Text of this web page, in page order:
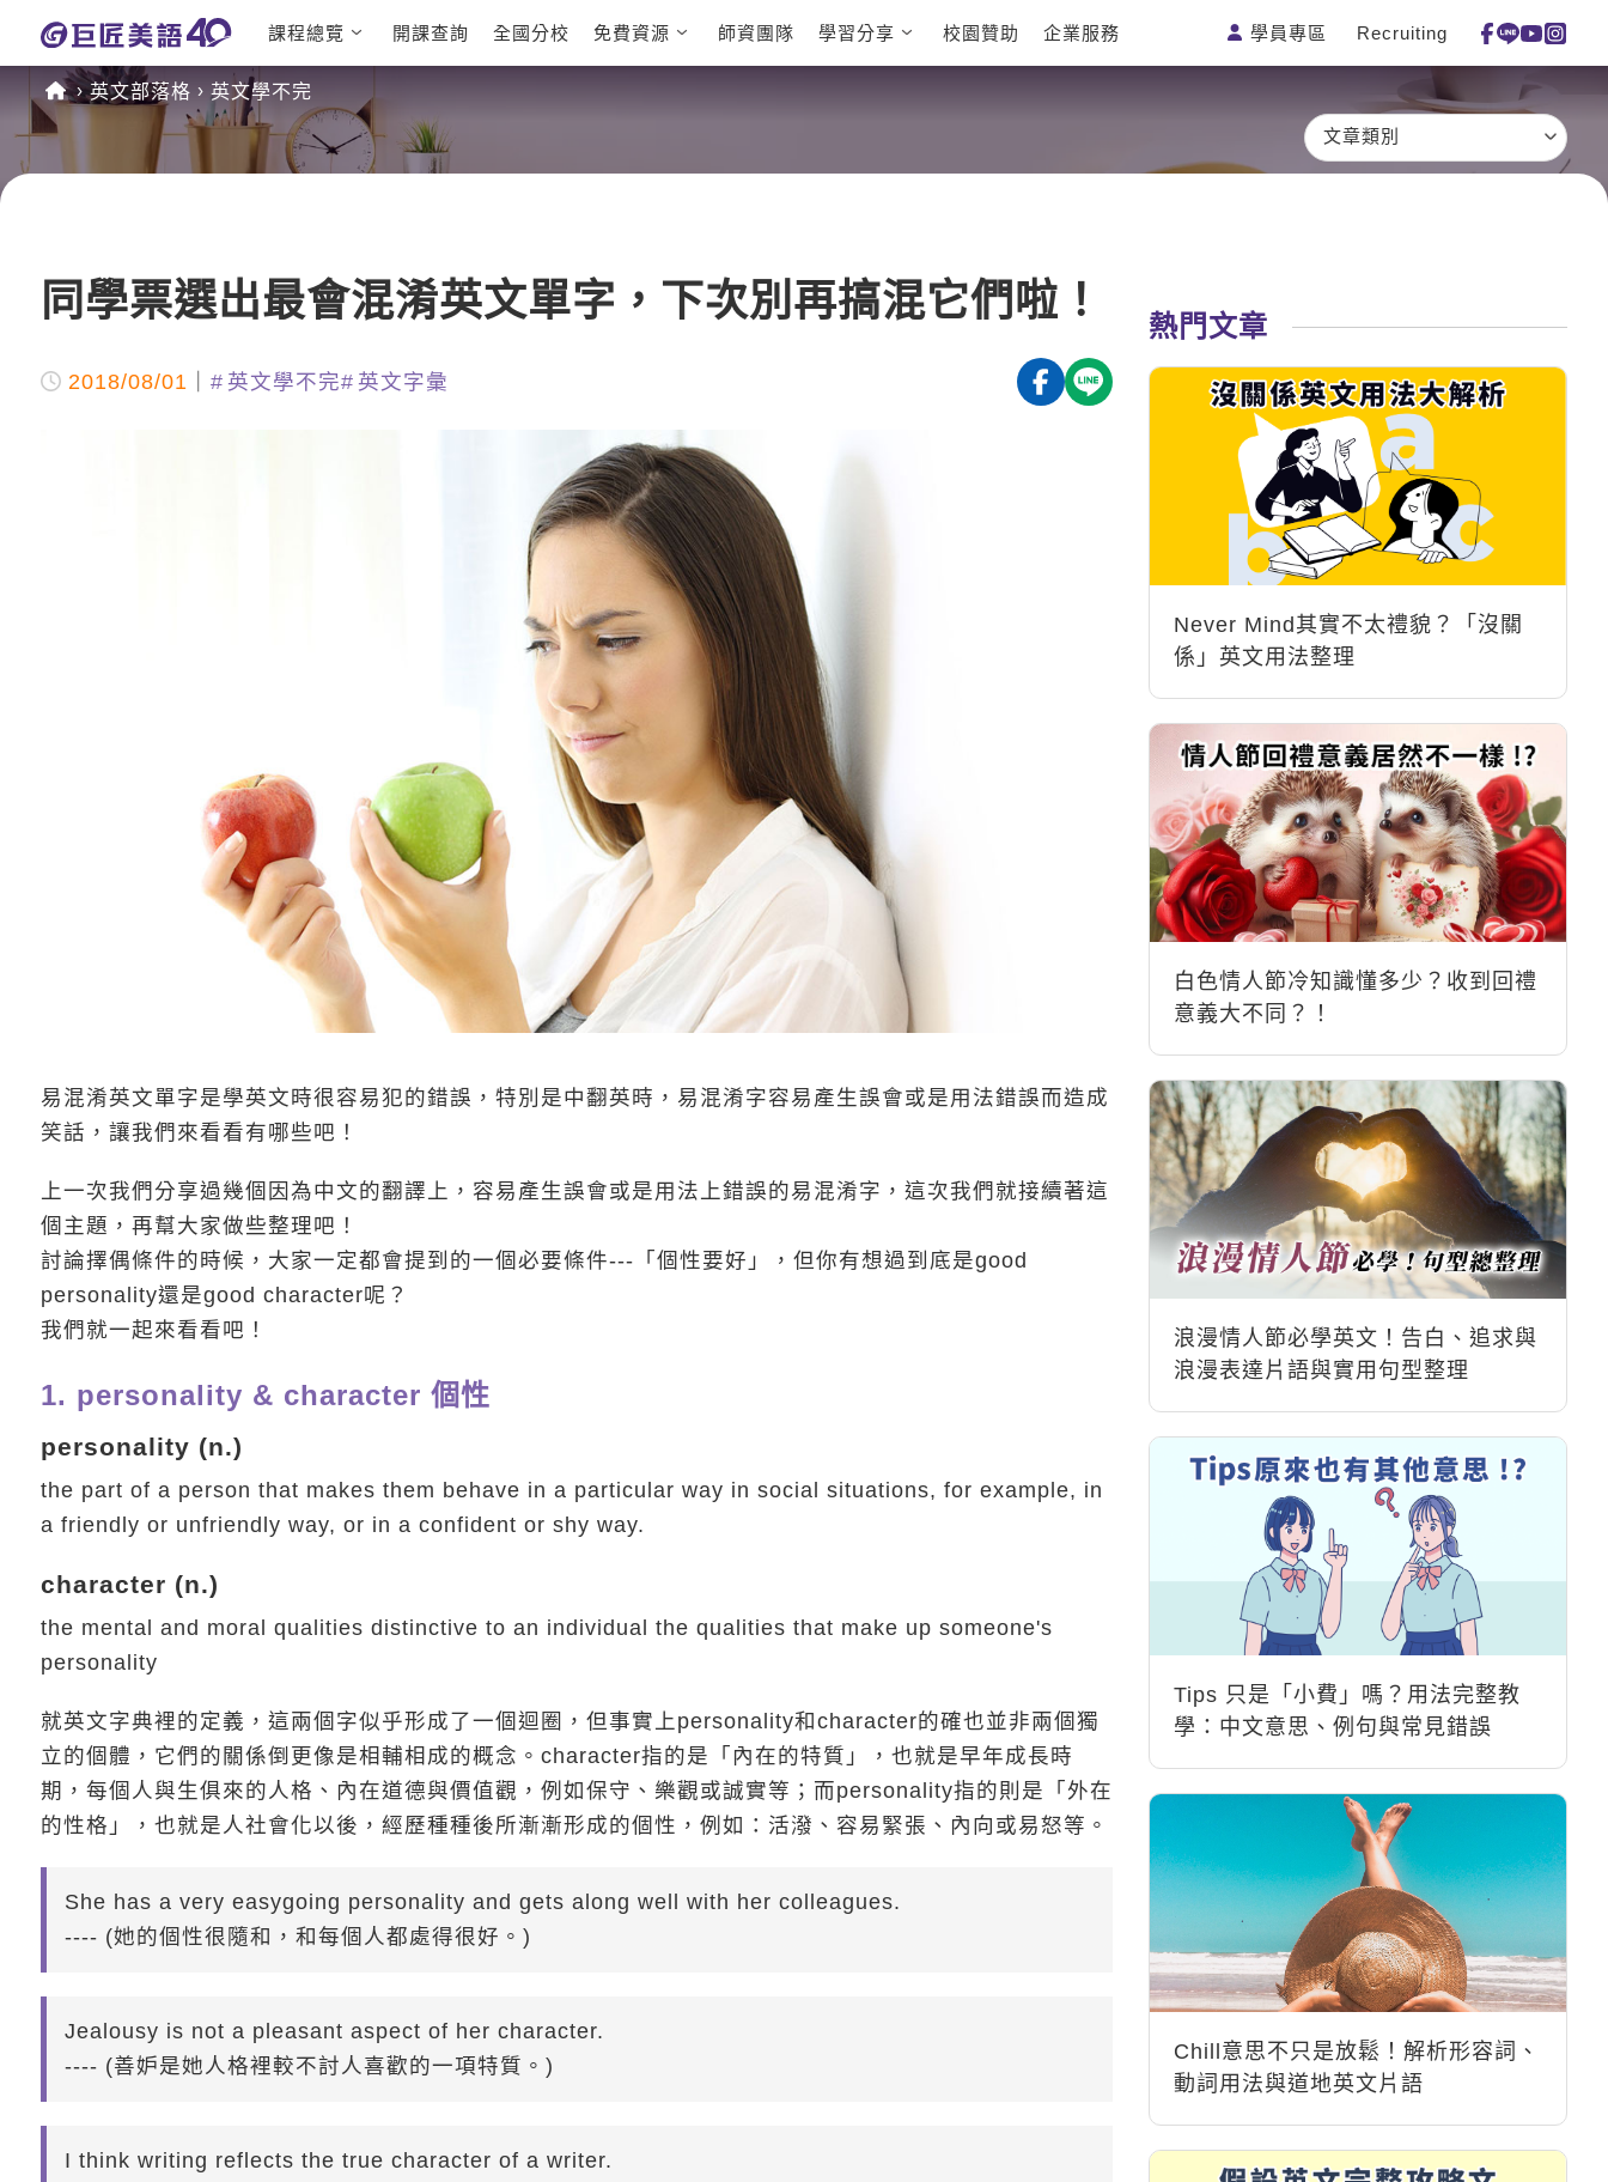
課程總覽
日語課程總
英文課程總
表
TOEFL 托福課程
Cengage TED
Talks
CNN聽力強化
英語俱樂
日語
韓語
一對一家教
企業訓練
開課查詢 全國分校 免費資源 師資團隊 學習分享 校園贊助 企業服務 學員專區 Recruiting
英文部落格 英文學不完
文章類別
同學票選出最會混淆英文單字，下次別再搞混它們啦！
2018/08/01 英文學不完 英文字彙
易混淆英文單字是學英文時很容易犯的錯誤，特別是中翻英時，易混淆字容易產生誤會或是用法錯誤而造成
笑話，讓我們來看看有哪些吧！
上一次我們分享過幾個因為中文的翻譯上，容易產生誤會或是用法上錯誤的易混淆字，這次我們就接續著這
個主題，再幫大家做些整理吧！
討論擇偶條件的時候，大家一定都會提到的一個必要條件---「個性要好」，但你有想過到底是good
personality還是good character呢？
我們就一起來看看吧！
1. personality & character 個性
personality (n.)
the part of a person that makes them behave in a particular way in social situations, for example, in
a friendly or unfriendly way, or in a confident or shy way.
character (n.)
the mental and moral qualities distinctive to an individual the qualities that make up someone's
personality
就英文字典裡的定義，這兩個字似乎形成了一個迴圈，但事實上personality和character的確也並非兩個獨
立的個體，它們的關係倒更像是相輔相成的概念。character指的是「內在的特質」，也就是早年成長時
期，每個人與生俱來的人格、內在道德與價值觀，例如保守、樂觀或誠實等；而personality指的則是「外在
的性格」，也就是人社會化以後，經歷種種後所漸漸形成的個性，例如：活潑、容易緊張、內向或易怒等。
She has a very easygoing personality and gets along well with her colleagues.
---- (她的個性很隨和，和每個人都處得很好。)
Jealousy is not a pleasant aspect of her character.
---- (善妒是她人格裡較不討人喜歡的一項特質。)
I think writing reflects the true character of a writer.
熱門文章
Never Mind其實不太禮貌？「沒關
係」英文用法整理
白色情人節冷知識懂多少？收到回禮
意義大不同？！
浪漫情人節必學英文！告白、追求與
浪漫表達片語與實用句型整理
Tips 只是「小費」嗎？用法完整教
學：中文意思、例句與常見錯誤
Chill意思不只是放鬆！解析形容詞、
動詞用法與道地英文片語